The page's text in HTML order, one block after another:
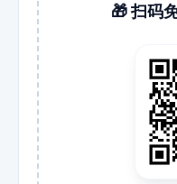
🎁 扫码